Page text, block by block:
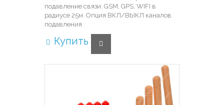
подавление связи: GSM, GPS, WIFI в
радиусе 25м. Опция ВКЛ/ВЫКЛ каналов
подавления.
Купить